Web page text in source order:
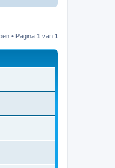
• Pagina 1 van 1